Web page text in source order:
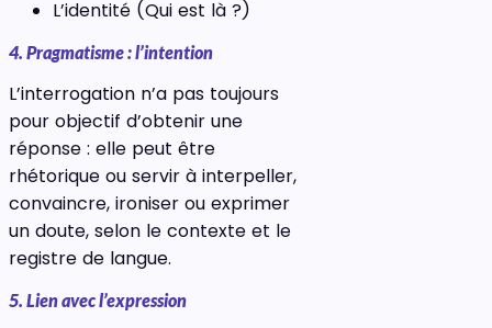
L’identité (Qui est là ?)
4. Pragmatisme : l’intention
L’interrogation n’a pas toujours
pour objectif d’obtenir une
réponse : elle peut être
rhétorique ou servir à interpeller,
convaincre, ironiser ou exprimer
un doute, selon le contexte et le
registre de langue.
5. Lien avec l’expression